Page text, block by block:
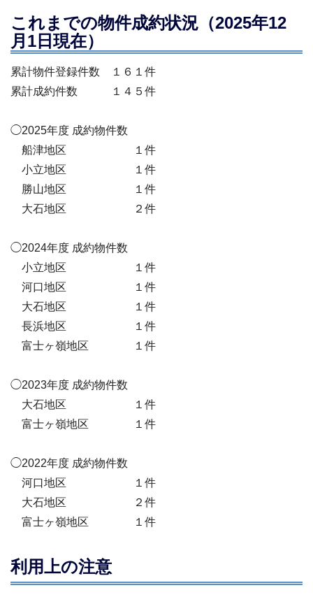
これまでの物件成約状況（2025年12
月1日現在）
累計物件登録件数 １６１件
累計成約件数 １４５件
◯2025年度 成約物件数
船津地区 １件
小立地区 １件
勝山地区 １件
大石地区 ２件
◯2024年度 成約物件数
小立地区 １件
河口地区 １件
大石地区 １件
長浜地区 １件
富士ヶ嶺地区 １件
◯2023年度 成約物件数
大石地区 １件
富士ヶ嶺地区 １件
◯2022年度 成約物件数
河口地区 １件
大石地区 ２件
富士ヶ嶺地区 １件
利用上の注意